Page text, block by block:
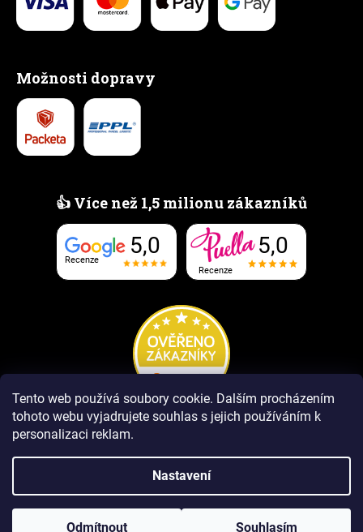
Tento web používá soubory cookie. Dalším procházením
tohoto webu vyjadrujete souhlas s jejich používáním k
personalizaci reklam.
Nastavení
Odmítnout Souhlasím
Možnosti dopravy
👍 Více než 1,5 milionu zákazníků
Recenze
5,0
Recenze
5,0
Copyright 2026www.PUELLAvune.cz . Všechna práva vyhrazena.